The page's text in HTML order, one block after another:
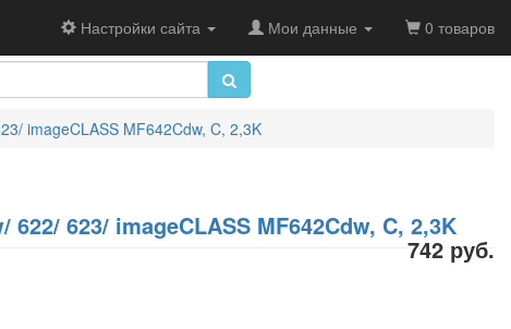
Настройки сайта Мои данные 0 товаров
imageCLASS MF642Cdw, C, 2,3K
623/ imageCLASS MF642Cdw, C, 2,3K
742 руб.